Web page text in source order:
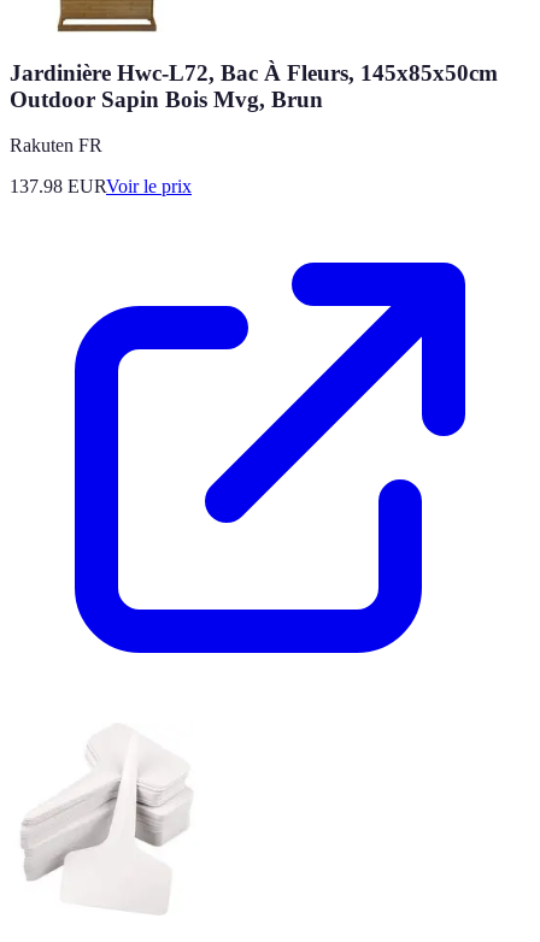
Jardinière Hwc-L72, Bac À Fleurs, 145x85x50cm
Outdoor Sapin Bois Mvg, Brun
Rakuten FR
137.98 EURVoir le prix